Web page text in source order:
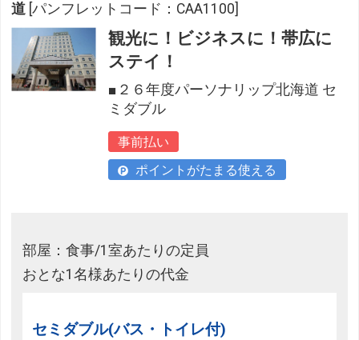
道 [パンフレットコード：CAA1100]
観光に！ビジネスに！帯広に
ステイ！
■２６年度パーソナリップ北海道 セ
ミダブル
事前払い
ポイントがたまる使える
部屋：食事/1室あたりの定員
おとな1名様あたりの代金
セミダブル(バス・トイレ付)